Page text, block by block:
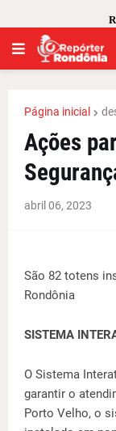
Página inicial
Ações
abril 06, 2023
São 82 totens
Rondônia
SISTEMA
O Sistema
garantir o
Porto Velho, o